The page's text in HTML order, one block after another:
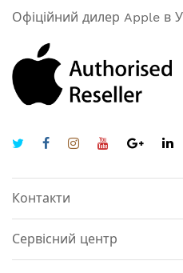
Офіційний дилер Apple в
Контакти
Сервісний центр